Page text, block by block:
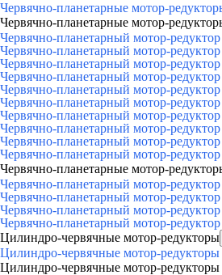
Червячно-планетарные мотор-
Червячно-планетарные мотор-
Червячно-планетарный мотор-
Червячно-планетарный мотор-
Червячно-планетарный мотор-
Червячно-планетарный мотор-
Червячно-планетарный мотор-
Червячно-планетарный мотор-
Червячно-планетарный мотор-
Червячно-планетарный мотор-
Червячно-планетарный мотор-
Червячно-планетарный мотор-
Червячно-планетарные мотор-
Червячно-планетарный мотор-
Червячно-планетарный мотор-
Червячно-планетарный мотор-
Червячно-планетарный мотор-
Цилиндро-червячные мотор-редукторы
Цилиндро-червячные мотор-редукторы
Цилиндро-червячные мотор-